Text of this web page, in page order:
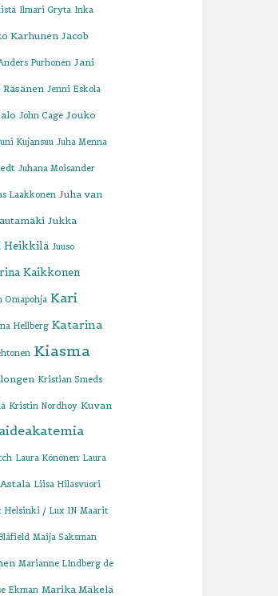
Ilmari Gryta Inka
Karhunen Jacob
Purhonen Jani
Jenni Eskola
John Cage Jouko
Kujansuu Juha Menna
Juhana Moisander
Laakkonen Juha van
Jukka
Heikkilä Juuso
Kaikkonen
Omapohja Kari
Hellberg Katarina
Kiasma
Kristian Smeds
Kristin Nordhoy Kuvan
Laura Könönen Laura
Liisa Hilasvuori
Helsinki / Lux IN Maarit
Maija Saksman
Marianne LIndberg de
Ekman Marika Mäkelä